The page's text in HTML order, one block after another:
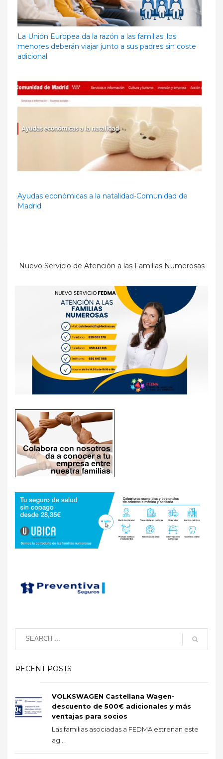
La Unión Europea da la razón a las familias: los
menores deberán viajar junto a sus padres sin coste
adicional
Ayudas económicas a la natalidad-Comunidad de
Madrid
Nuevo Servicio de Atención a las Familias Numerosas
RECENT POSTS
VOLKSWAGEN Castellana Wagen-
descuento de 500€ adicionales y más
ventajas para socios
Las familias asociadas a FEDMA estrenan este
ag...